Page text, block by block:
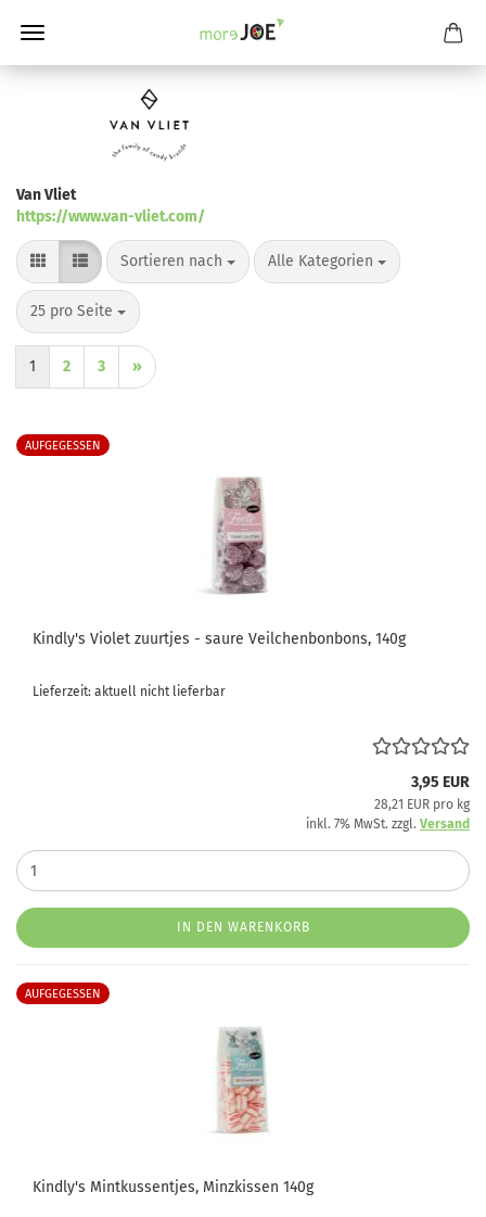
Van Vliet
https://www.van-vliet.com/
Sortieren nach
Sortieren nach Alle Kategorien
pro Seite
25 pro Seite
pro Seite
1 2 3 »
AUFGEGESSEN
Kindly's Violet zuurtjes - saure Veilchenbonbons, 140g
Lieferzeit: aktuell nicht lieferbar
3,95 EUR
28,21 EUR pro kg
inkl. 7% MwSt. zzgl. Versand
IN DEN WARENKORB
AUFGEGESSEN
Kindly's Mintkussentjes, Minzkissen 140g